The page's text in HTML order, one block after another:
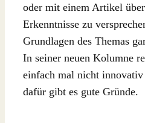
oder mit einem Artikel
Erkenntnisse zu
Grundlagen des Themas
In seiner neuen Kolumne
einfach mal nicht innovativ
dafür gibt es gute Gründe.